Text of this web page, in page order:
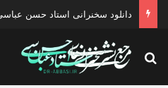
جستجو برای